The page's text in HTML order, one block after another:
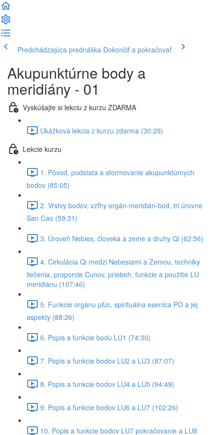
Predchádzajúca prednáška Dokončiť a pokračovať
Akupunktúrne body a
meridiány - 01
Vyskúšajte si lekciu z kurzu ZDARMA
Ukážková lekcia z kurzu zdarma (30:29)
Lekcie kurzu
1. Pôvod, podstata a sformovanie akupunktúrnych
bodov (85:05)
2. Vrstvy bodov, vzťhy orgán-meridián-bod, tri úrovne
San Cao (59:31)
3. Úroveň Nebies, človeka a zeme a druhy Qi (62:56)
4. Cirkulácia Qi medzi Nebesiami a Zemou, techniky
liečenia, proporcie Cunov, priebeh, funkcie a použitie LU
meridiánu (107:46)
5. Funkcie orgánu pľúc, spirituálna esenica PO a jej
aspekty (88:26)
6. Popis a funkcie bodu LU1 (74:30)
7. Popis a funkcie bodov LU2 a LU3 (87:07)
8. Popis a funkcie bodov LU4 a LU5 (94:49)
9. Popis a funkcie bodov LU6 a LU7 (102:26)
10. Popis a funkcie bodov LU7 pokračovanie a LU8